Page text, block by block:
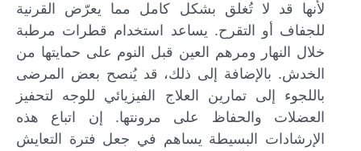
لأنها قد لا تُغلق بشكل كامل مما يعرّض القرنية
للجفاف أو التقرح. يساعد استخدام قطرات مرطبة
خلال النهار ومرهم العين قبل النوم على حمايتها من
الخدش. بالإضافة إلى ذلك، قد يُنصح بعض المرضى
باللجوء إلى تمارين العلاج الفيزيائي للوجه لتحفيز
العضلات والحفاظ على مرونتها. إن اتباع هذه
الإرشادات البسيطة يساهم في جعل فترة التعايش